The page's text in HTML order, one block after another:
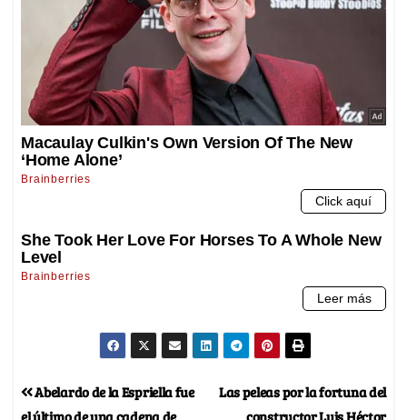
Las peleas por la fortuna del
constructor Luis Héctor
Abelardo de la Espriella fue
el último de una cadena de